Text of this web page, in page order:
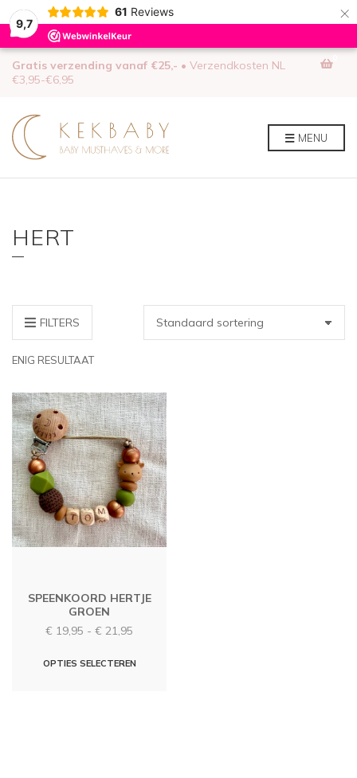
9,7
61 Reviews ×
Gratis verzending vanaf €25,- • Verzendkosten NL
€3,95-€6,95
MENU
HERT
FILTERS
ENIG RESULTAAT
SPEENKOORD HERTJE
GROEN
€ 19,95 - € 21,95
tot
OPTIES SELECTEREN